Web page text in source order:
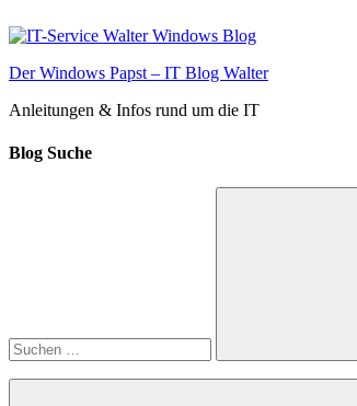
Inhalt
Der Windows Papst – IT Blog Walter
Anleitungen & Infos rund um die IT
Blog Suche